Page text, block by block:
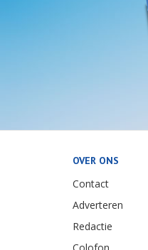
OVER ONS
Contact
Adverteren
Redactie